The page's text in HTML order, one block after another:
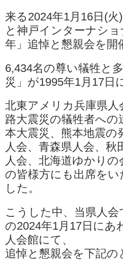
来る2024年1月16日(
と神戸インターナシ
年」追悼と懇親会を開
6,434名の尊い犠牲と
災」が1995年1月17日
北東アメリカ兵庫県人
路大震災の犠牲者へ
本大震災、熊本地震
人会、青森県人会、秋
人会、北海道ゆかり
の皆様方にも出席を
した。
こうした中、当県人
の2024年1月17日にあ
人会館にて、
追悼と懇親会を下記